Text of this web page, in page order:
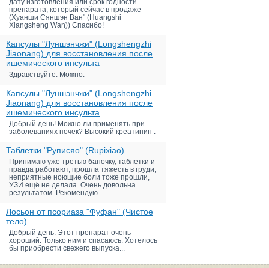
дату изготовления или срок годности
препарата, который сейчас в продаже
(Хуанши Сяншэн Ван" (Huangshi
Xiangsheng Wan)) Спасибо!
Капсулы "Луншэнчжи" (Longshengzhi
Jiaonang) для восстановления после
ишемического инсульта
Здравствуйте. Можно.
Капсулы "Луншэнчжи" (Longshengzhi
Jiaonang) для восстановления после
ишемического инсульта
Добрый день! Можно ли применять при
заболеваниях почек? Высокий креатинин .
Таблетки "Руписяо" (Rupixiao)
Принимаю уже третью баночку, таблетки и
правда работают, прошла тяжесть в груди,
неприятные ноющие боли тоже прошли,
УЗИ ещё не делала. Очень довольна
результатом. Рекомендую.
Лосьон от псориаза "Фуфан" (Чистое
тело)
Добрый день. Этот препарат очень
хороший. Только ним и спасаюсь. Хотелось
бы приобрести свежего выпуска...